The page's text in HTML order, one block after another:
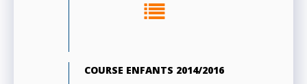
COURSE ENFANTS 2014/2016